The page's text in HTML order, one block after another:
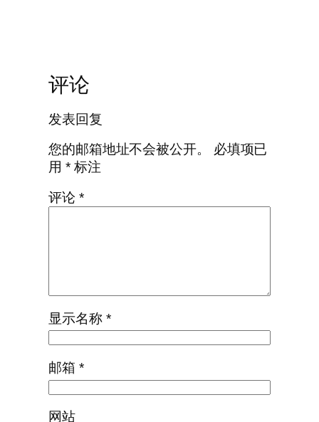
评论
发表回复
您的邮箱地址不会被公开。
必填项已
用 *标注
评论 *
显示名称 *
邮箱 *
网站